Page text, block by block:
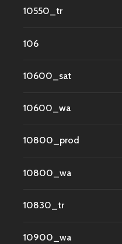
10550_tr
106
10600_sat
10600_wa
10800_prod
10800_wa
10830_tr
10900_wa